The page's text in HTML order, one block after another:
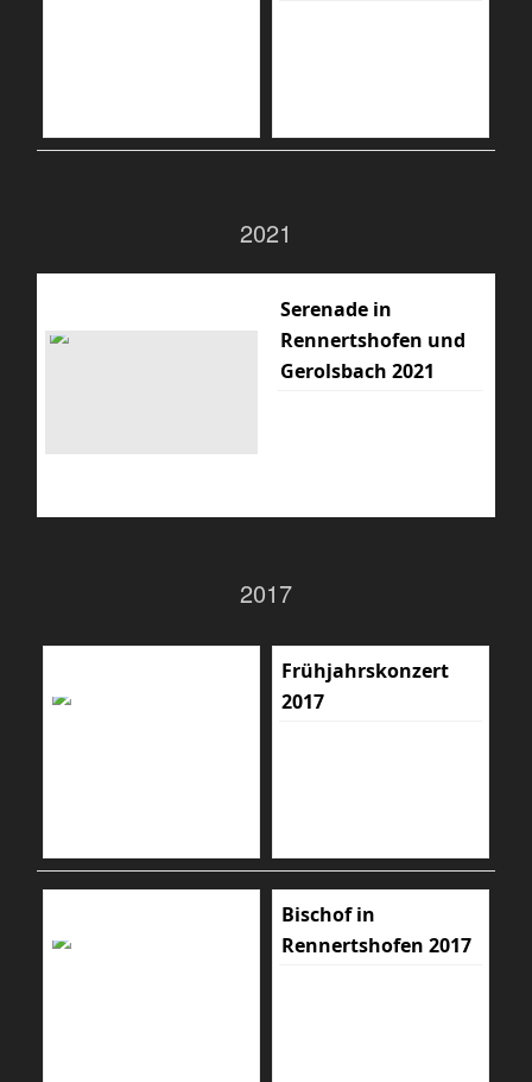
2021
Serenade in
Rennertshofen und
Gerolsbach 2021
2017
Frühjahrskonzert
2017
Bischof in
Rennertshofen 2017